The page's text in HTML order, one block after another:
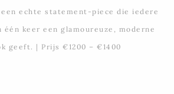
echte statement-piece die iedere
één keer een glamoureuze, moderne
geeft. | Prijs €1200 – €1400